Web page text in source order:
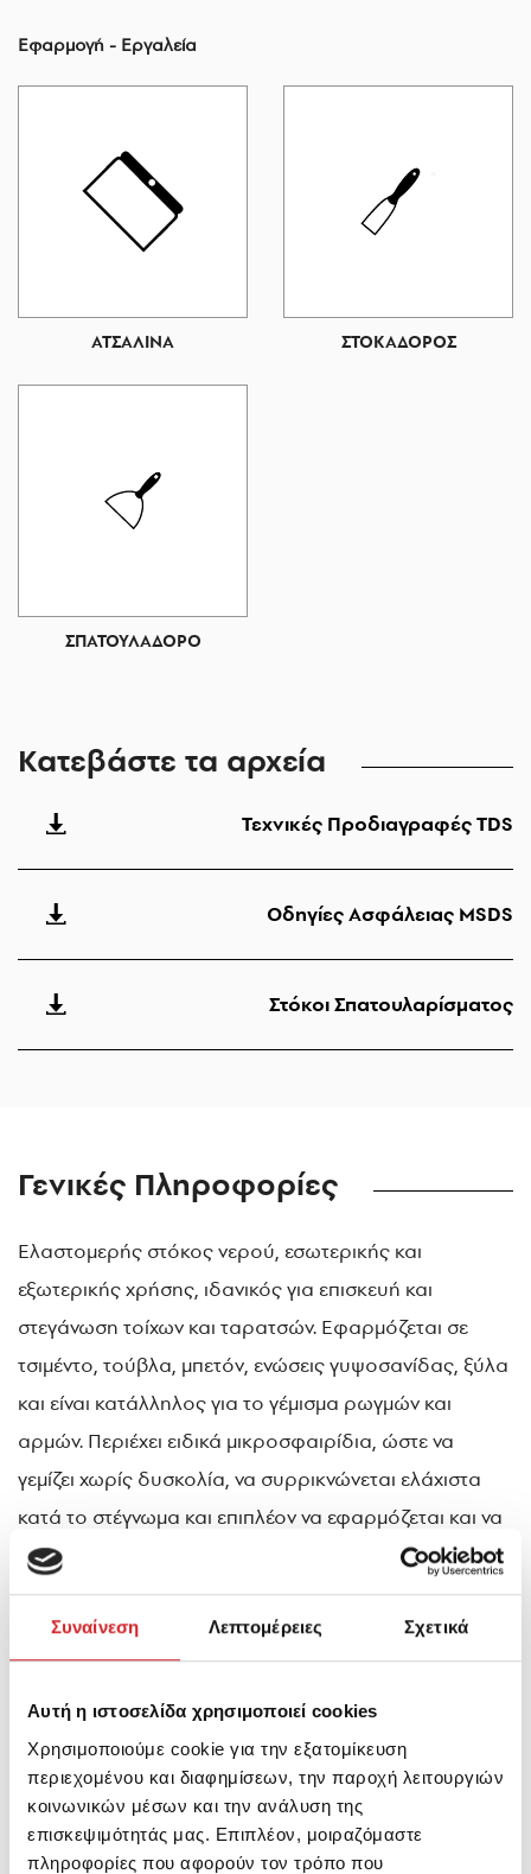
Συναίνεση Λεπτομέρειες Σχετικά
Αυτή η ιστοσελίδα χρησιμοποιεί cookies
Χρησιμοποιούμε cookie για την εξατομίκευση
περιεχομένου και διαφημίσεων, την παροχή λειτουργιών
κοινωνικών μέσων και την ανάλυση της
επισκεψιμότητάς μας. Επιπλέον, μοιραζόμαστε
πληροφορίες που αφορούν τον τρόπο που
Εφαρμογή - Εργαλεία
ΑΤΣΑΛΙΝΑ ΣΤΟΚΑΔΟΡΟΣ
ΣΠΑΤΟΥΛΑΔΟΡΟ
Κατεβάστε τα αρχεία
Τεχνικές Προδιαγραφές TDS
Οδηγίες Ασφάλειας MSDS
Στόκοι Σπατουλαρίσματος
Γενικές Πληροφορίες
Ελαστομερής στόκος νερού, εσωτερικής και
εξωτερικής χρήσης, ιδανικός για επισκευή και
στεγάνωση τοίχων και ταρατσών. Εφαρμόζεται σε
τσιμέντο, τούβλα, μπετόν, ενώσεις γυψοσανίδας, ξύλα
και είναι κατάλληλος για το γέμισμα ρωγμών και
αρμών. Περιέχει ειδικά μικροσφαιρίδια, ώστε να
γεμίζει χωρίς δυσκολία, να συρρικνώνεται ελάχιστα
κατά το στέγνωμα και επιπλέον να εφαρμόζεται και να
τρίβεται εύκολα. Έχει άριστη πρόσφυση σε
διαφορετικά δομικά υλικά και εξαιρετική αντοχή στην
υγρασία, τον παγετό, τα αλκάλια και την ισχυρή
καταπόνηση.
Πώς να το χρησιμοποιήσετε
Προετοιμασiα